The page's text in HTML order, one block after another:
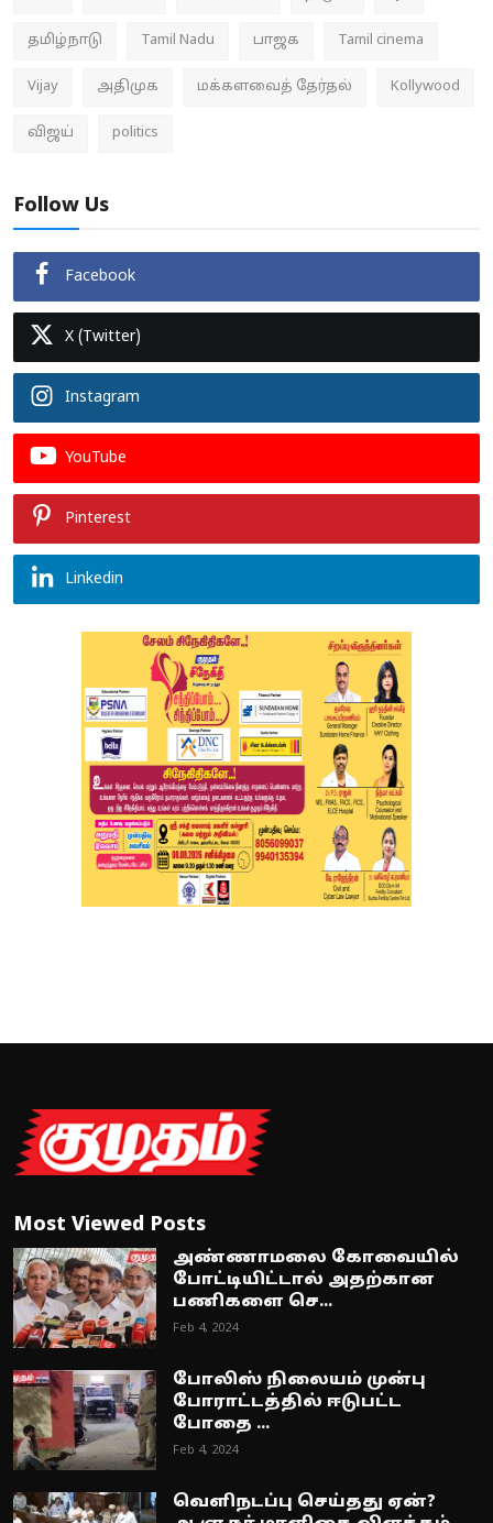
தமிழ்நாடு Tamil Nadu பாஜக Tamil cinema
Vijay அதிமுக மக்களவைத் தேர்தல் Kollywood
விஜய் politics
Follow Us
Facebook
X (Twitter)
Instagram
YouTube
Pinterest
Linkedin
Most Viewed Posts
அண்ணாமலை கோவையில்
போட்டியிட்டால் அதற்கான
பணிகளை செ...
Feb 4, 2024
போலிஸ் நிலையம் முன்பு
போராட்டத்தில் ஈடுபட்ட
போதை ...
Feb 4, 2024
வெளிநடப்பு செய்தது ஏன்?